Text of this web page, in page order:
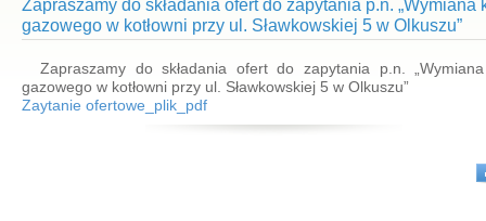
Zapraszamy do składania ofert do zapytania p.n. „Wymiana
gazowego w kotłowni przy ul. Sławkowskiej 5 w Olkuszu”
Zapraszamy do składania ofert do zapytania p.n. „Wymiana
gazowego w kotłowni przy ul. Sławkowskiej 5 w Olkuszu”
Zaytanie ofertowe_plik_pdf